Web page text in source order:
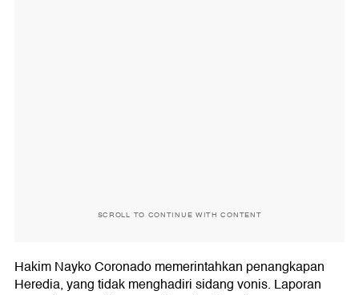
SCROLL TO CONTINUE WITH CONTENT
Hakim Nayko Coronado memerintahkan penangkapan
Heredia, yang tidak menghadiri sidang vonis. Laporan